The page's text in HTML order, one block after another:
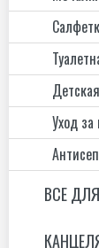
Уход
ВСЕ